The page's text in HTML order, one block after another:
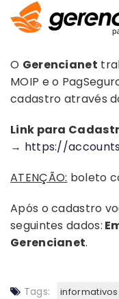
O Gerencianet
MOIP e o
cadastro através
Link para
→ https://
ATENÇÃO: boleto
Após o cadastro
seguintes dados:
Gerencianet.
Tags: informativos